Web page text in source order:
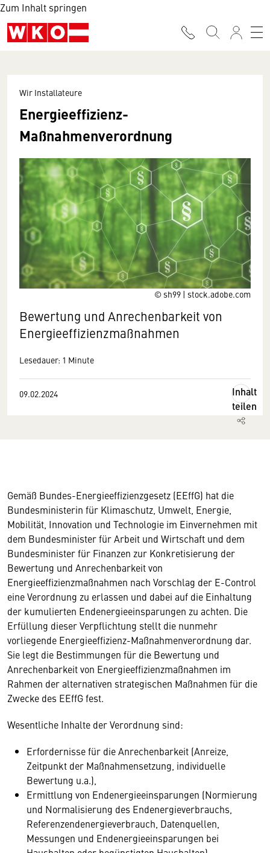
Zum Inhalt springen
© sh99 | stock.adobe.com
Wir Installateure
Energieeffizienz-
Maßnahmenverordnung
Bewertung und Anrechenbarkeit von
Energieeffizienzmaßnahmen
Lesedauer: 1 Minute
09.02.2024
Inhalt
teilen
Gemäß Bundes-Energieeffizienzgesetz (EEffG) hat die
Bundesministerin für Klimaschutz, Umwelt, Energie,
Mobilität, Innovation und Technologie im Einvernehmen mit
dem Bundesminister für Arbeit und Wirtschaft und dem
Bundesminister für Finanzen zur Konkretisierung der
Bewertung und Anrechenbarkeit von
Energieeffizienzmaßnahmen nach Vorschlag der E-Control
eine Verordnung zu erlassen und dabei auf die Einhaltung
der kumulierten Endenergieeinsparungen zu achten. Die
Erfüllung dieser Verpflichtung stellt die nunmehr
vorliegende Energieeffizienz-Maßnahmenverordnung dar.
Sie legt die Bestimmungen für die Bewertung und
Anrechenbarkeit von Energieeffizienzmaßnahmen im
Rahmen der alternativen strategischen Maßnahmen für die
Zwecke des EEffG fest.
Wesentliche Inhalte der Verordnung sind:
Erfordernisse für die Anrechenbarkeit (Anreize,
Zeitpunkt der Maßnahmensetzung, individuelle
Bewertung u.a.),
Ermittlung von Endenergieeinsparungen (Normierung
und Normalisierung des Endenergieverbrauchs,
Referenzendenergieverbrauch, Datenquellen,
Messungen und Endenergieeinsparungen bei